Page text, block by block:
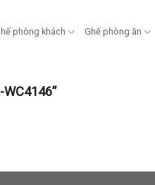
phòng khách Ghế phòng ăn